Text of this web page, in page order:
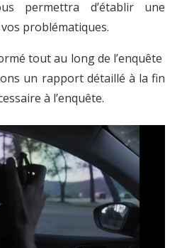
permettra d’établir une
problématiques.
tout au long de l’enquête
un rapport détaillé à la fin
à l’enquête.